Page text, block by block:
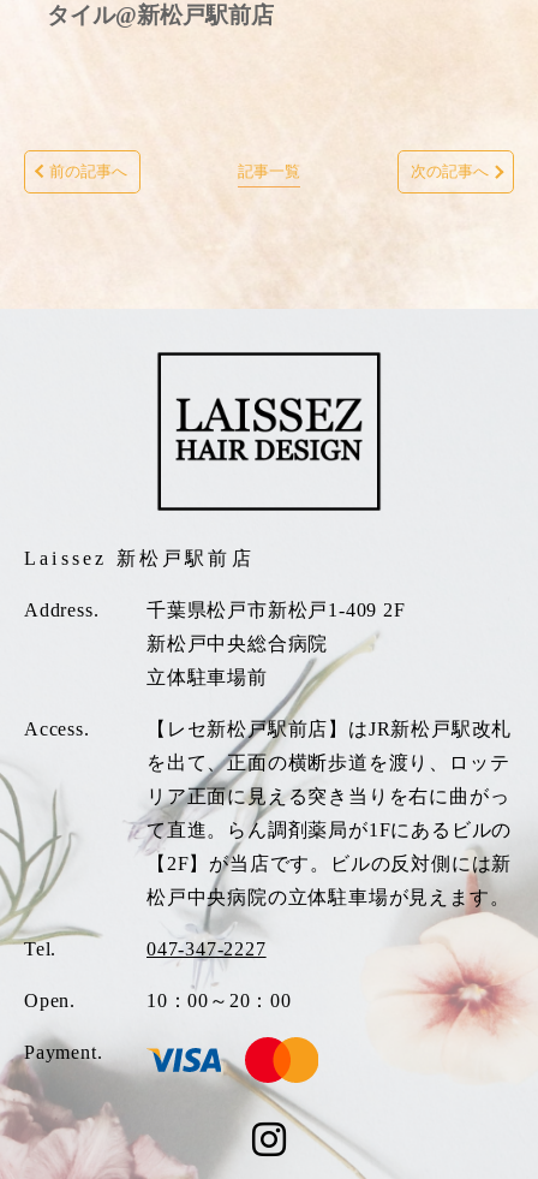
タイル@新松戸駅前店
前の記事へ 記事一覧 次の記事へ
Laissez 新松戸駅前店
Address.
千葉県松戸市新松戸1-409 2F
新松戸中央総合病院
立体駐車場前
Access.
【レセ新松戸駅前店】はJR新松戸駅改札
を出て、正面の横断歩道を渡り、ロッテ
リア正面に見える突き当りを右に曲がっ
て直進。らん調剤薬局が1Fにあるビルの
【2F】が当店です。ビルの反対側には新
松戸中央病院の立体駐車場が見えます。
Tel. 047-347-2227
Open. 10：00～20：00
Payment.